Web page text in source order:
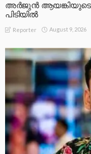
അർജുൻ
പിടിയിൽ
Reporter August 9, 2026